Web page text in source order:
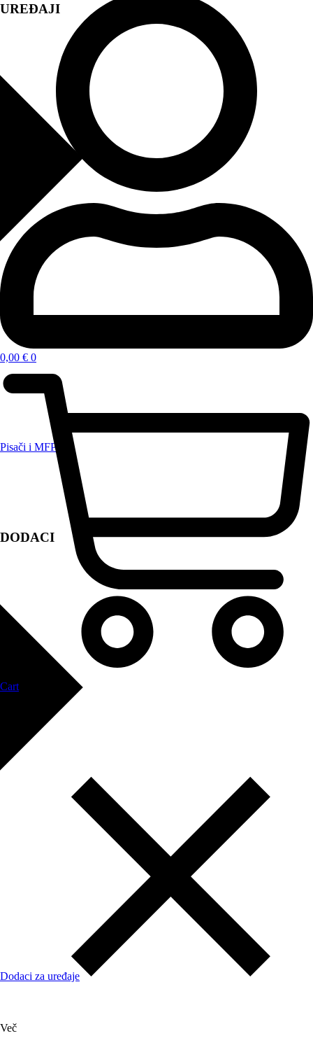
UREĐAJI
Pisači i MFP
DODACI
Dodaci za uređaje
0,00 € 0
Cart
Več